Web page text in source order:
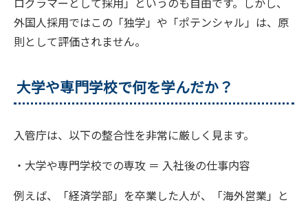
外国人採用ではこの「独学」や「ポテンシャル」は、原
則として評価されません。
大学や専門学校で何を学んだか？
入管庁は、以下の整合性を非常に厳しく見ます。
・大学や専門学校での専攻 ＝ 入社後の仕事内容
例えば、「経済学部」を卒業した人が、「海外営業」と